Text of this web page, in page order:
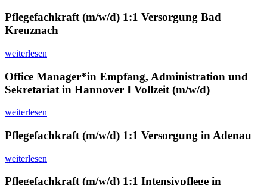
Pflegefachkraft (m/w/d) 1:1 Versorgung Bad
Kreuznach
weiterlesen
Office Manager*in Empfang, Administration und
Sekretariat in Hannover I Vollzeit (m/w/d)
weiterlesen
Pflegefachkraft (m/w/d) 1:1 Versorgung in Adenau
weiterlesen
Pflegefachkraft (m/w/d) 1:1 Intensivpflege in